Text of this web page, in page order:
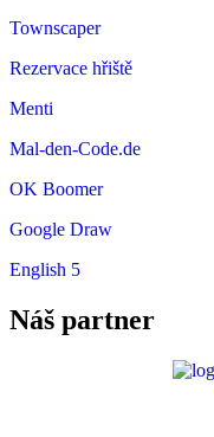
Townscaper
Rezervace hřiště
Menti
Mal-den-Code.de
OK Boomer
Google Draw
English 5
Náš partner